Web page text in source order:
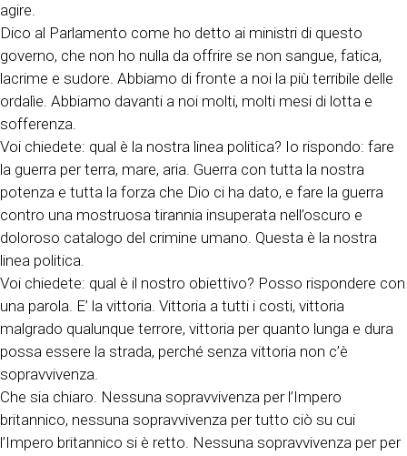
agire.
Dico al Parlamento come ho detto ai ministri di questo
governo, che non ho nulla da offrire se non sangue, fatica,
lacrime e sudore. Abbiamo di fronte a noi la più terribile delle
ordalìe. Abbiamo davanti a noi molti, molti mesi di lotta e
sofferenza.
Voi chiedete: qual è la nostra linea politica? Io rispondo: fare
la guerra per terra, mare, aria. Guerra con tutta la nostra
potenza e tutta la forza che Dio ci ha dato, e fare la guerra
contro una mostruosa tirannia insuperata nell’oscuro e
doloroso catalogo del crimine umano. Questa è la nostra
linea politica.
Voi chiedete: qual è il nostro obiettivo? Posso rispondere con
una parola. E’ la vittoria. Vittoria a tutti i costi, vittoria
malgrado qualunque terrore, vittoria per quanto lunga e dura
possa essere la strada, perché senza vittoria non c’è
sopravvivenza.
Che sia chiaro. Nessuna sopravvivenza per l’Impero
britannico, nessuna sopravvivenza per tutto ciò su cui
l’Impero britannico si è retto. Nessuna sopravvivenza per per